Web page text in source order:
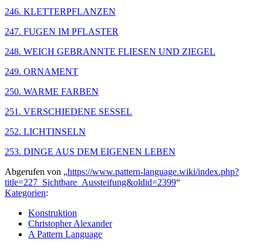
246. KLETTERPFLANZEN
247. FUGEN IM PFLASTER
248. WEICH GEBRANNTE FLIESEN UND ZIEGEL
249. ORNAMENT
250. WARME FARBEN
251. VERSCHIEDENE SESSEL
252. LICHTINSELN
253. DINGE AUS DEM EIGENEN LEBEN
Abgerufen von „https://www.pattern-language.wiki/index.php?
title=227_Sichtbare_Aussteifung&oldid=2399“
Kategorien:
Konstruktion
Christopher Alexander
A Pattern Language